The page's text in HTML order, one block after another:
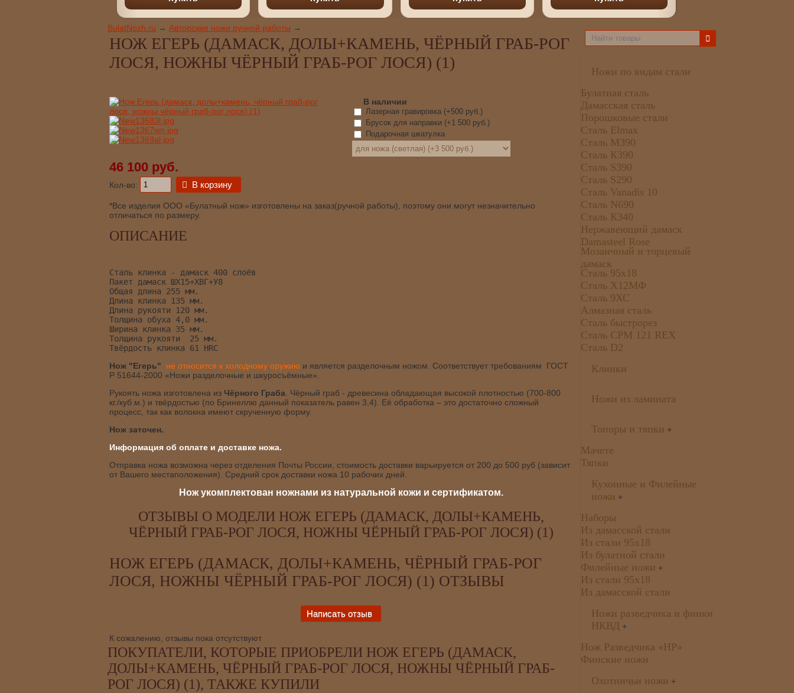
BulatNozh.ru → Авторские ножи ручной работы →
НОЖ ЕГЕРЬ (ДАМАСК, ДОЛЫ+КАМЕНЬ, ЧЁРНЫЙ ГРАБ-РОГ
ЛОСЯ, НОЖНЫ ЧЁРНЫЙ ГРАБ-РОГ ЛОСЯ) (1)
В наличии
Лазерная гравировка (+500 руб.)
Брусок для направки (+1 500 руб.)
Подарочная шкатулка
46 100 руб.
Кол-во: В корзину
*Все изделия ООО «Булатный нож» изготовлены на заказ(ручной работы), поэтому они могут незначительно
отличаться по размеру.
ОПИСАНИЕ
Сталь клинка - дамаск 400 слоёв
Пакет дамаск ШХ15+ХВГ+У8
Общая длина 255 мм.
Длина клинка 135 мм.
Длина рукояти 120 мм.
Толщина обуха 4,0 мм.
Ширина клинка 35 мм.
Толщина рукояти  25 мм.
Твёрдость клинка 61 HRC
Нож "Егерь"
не относится к холодному оружию и является разделочным ножом. Соответствует требованиям ГОСТ
Р 51644-2000 «Ножи разделочные и шкуросъёмные».
Рукоять ножа изготовлена из Чёрного Граба . Чёрный граб - древесина обладающая высокой плотностью (700-800
кг./куб.м.) и твёрдостью (по Бринеллю данный показатель равен 3,4). Её обработка – это достаточно сложный
процесс, так как волокна имеют скрученную форму.
Нож заточен.
Информация об оплате и доставке ножа.
Отправка ножа возможна через отделения Почты России, стоимость доставки варьируется от 200 до 500 руб (зависит
от Вашего местаположения). Средний срок доставки ножа 10 рабочих дней.
Нож укомплектован ножнами из натуральной кожи и сертификатом.
ОТЗЫВЫ О МОДЕЛИ НОЖ ЕГЕРЬ (ДАМАСК, ДОЛЫ+КАМЕНЬ,
ЧЁРНЫЙ ГРАБ-РОГ ЛОСЯ, НОЖНЫ ЧЁРНЫЙ ГРАБ-РОГ ЛОСЯ) (1)
НОЖ ЕГЕРЬ (ДАМАСК, ДОЛЫ+КАМЕНЬ, ЧЁРНЫЙ ГРАБ-РОГ
ЛОСЯ, НОЖНЫ ЧЁРНЫЙ ГРАБ-РОГ ЛОСЯ) (1) ОТЗЫВЫ
К сожалению, отзывы пока отсутствуют
ПОКУПАТЕЛИ, КОТОРЫЕ ПРИОБРЕЛИ НОЖ ЕГЕРЬ (ДАМАСК,
ДОЛЫ+КАМЕНЬ, ЧЁРНЫЙ ГРАБ-РОГ ЛОСЯ, НОЖНЫ ЧЁРНЫЙ ГРАБ-
РОГ ЛОСЯ) (1), ТАКЖЕ КУПИЛИ
Ножи по видам стали
Булатная сталь
Дамасская сталь
Порошковые стали
Сталь Elmax
Сталь М390
Сталь К390
Сталь S390
Сталь S290
Сталь Vanadis 10
Сталь N690
Сталь К340
Нержавеющий дамаск
Damasteel Rose
Мозаичный и торцевый
дамаск
Сталь 95х18
Сталь Х12МФ
Сталь 9ХС
Алмазная сталь
Сталь быстрорез
Сталь CPM 121 REX
Сталь D2
Клинки
Ножи из ламината
Топоры и тяпки +
Мачете
Тяпки
Кухонные и Филейные
ножи +
Наборы
Из дамасской стали
Из стали 95х18
Из булатной стали
Филейные ножи +
Из стали 95х18
Из дамасской стали
Ножи разведчика и финки
НКВД +
Нож Разведчика «НР»
Финские ножи
Охотничьи ножи +